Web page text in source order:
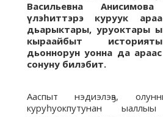
Васильевна
үлэһиттэрэ куруук
дьарыктары, уруоктары
кыраайбыт
дьоннорун уонна да
сонуну билэбит.
Ааспыт нэдиэлэҕэ,
куруһуокпутунан